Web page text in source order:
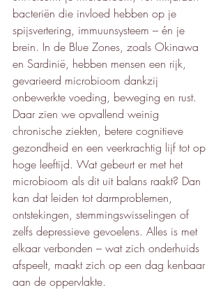
bacteriën die invloed hebben op je
spijsvertering, immuunsysteem – én je
brein. In de Blue Zones, zoals Okinawa
en Sardinië, hebben mensen een rijk,
gevarieerd microbioom dankzij
onbewerkte voeding, beweging en rust.
Daar zien we opvallend weinig
chronische ziekten, betere cognitieve
gezondheid en een veerkrachtig lijf tot op
hoge leeftijd. Wat gebeurt er met het
microbioom als dit uit balans raakt? Dan
kan dat leiden tot darmproblemen,
ontstekingen, stemmingswisselingen of
zelfs depressieve gevoelens. Alles is met
elkaar verbonden – wat zich onderhuids
afspeelt, maakt zich op een dag kenbaar
aan de oppervlakte.